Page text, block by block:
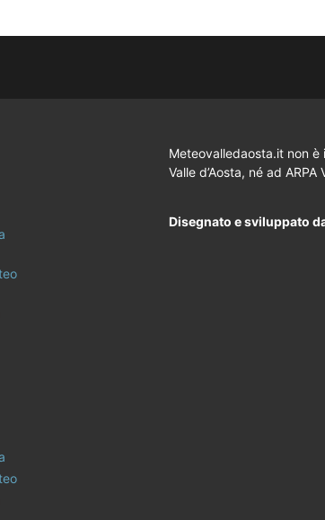
Meteovalledaosta.it non
Valle d’Aosta, né ad ARPA
Disegnato e sviluppato